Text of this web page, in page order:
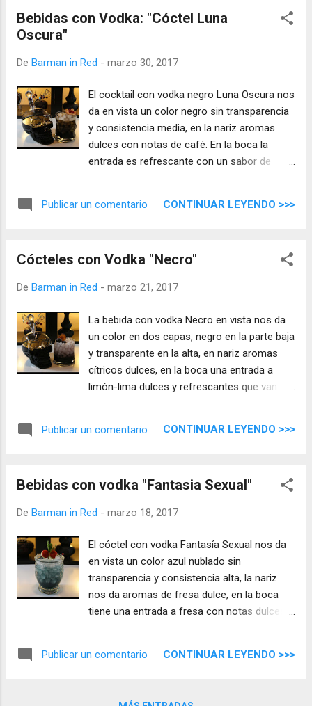
Bebidas con Vodka: "Cóctel Luna
Oscura"
De Barman in Red - marzo 30, 2017
El cocktail con vodka negro Luna Oscura nos
da en vista un color negro sin transparencia
y consistencia media, en la nariz aromas
dulces con notas de café. En la boca la
entrada es refrescante con un sabor de
Publicar un comentario CONTINUAR LEYENDO >>>
Cócteles con Vodka "Necro"
De Barman in Red - marzo 21, 2017
La bebida con vodka Necro en vista nos da
un color en dos capas, negro en la parte baja
y transparente en la alta, en nariz aromas
cítricos dulces, en la boca una entrada a
limón-lima dulces y refrescantes que van
tiene un final corto con notas de maracuyá
Publicar un comentario CONTINUAR LEYENDO >>>
Bebidas con vodka "Fantasia Sexual"
De Barman in Red - marzo 18, 2017
El cóctel con vodka Fantasía Sexual nos da
en vista un color azul nublado sin
transparencia y consistencia alta, la nariz
nos da aromas de fresa dulce, en la boca
tiene una entrada a fresa con notas dulces y
Publicar un comentario CONTINUAR LEYENDO >>>